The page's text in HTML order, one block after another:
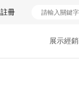
註冊
展示經銷